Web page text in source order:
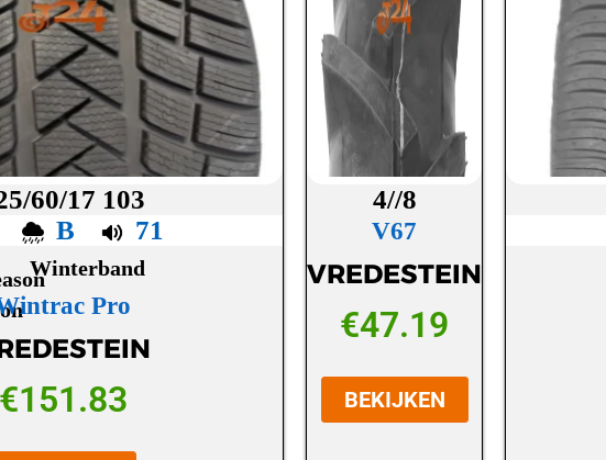
60/17 103
B 71
Winterband
Pro
€151.83
4//8
V67
VREDESTEIN
€47.19
BEKIJKEN